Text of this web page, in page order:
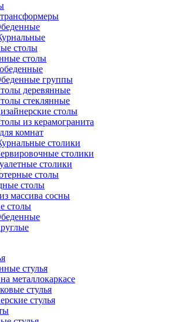
столы
столы
группы
деревянные
стеклянные
столы
из керамогранита
комнат
столики
столики
столики
столы
столы
массива сосны
столы
стулья
металлокаркасе
стулья
стулья